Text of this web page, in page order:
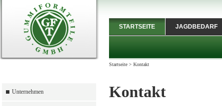
Unternehmen
STARTSEITE JAGDBEDARF
Startseite > Kontakt
Kontakt